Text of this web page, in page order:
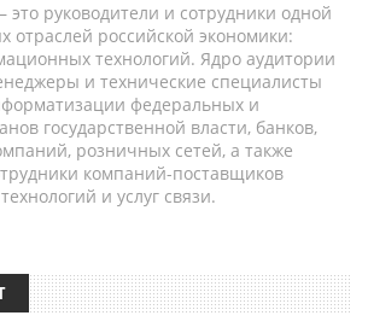
руководители и сотрудники одной
отраслей российской экономики:
технологий. Ядро аудитории
и технические специалисты
федеральных и
государственной власти, банков,
розничных сетей, а также
компаний-поставщиков
и услуг связи.